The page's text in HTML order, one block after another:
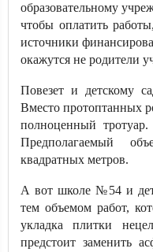
образовательному
чтобы оплатить
источники
окажутся не родители
Повезет и детскому
Вместо протоптанных
полноценный
Предполагаемый
квадратных метров.
А вот школе №54 и
тем объемом работ,
укладка плитки
предстоит заменить